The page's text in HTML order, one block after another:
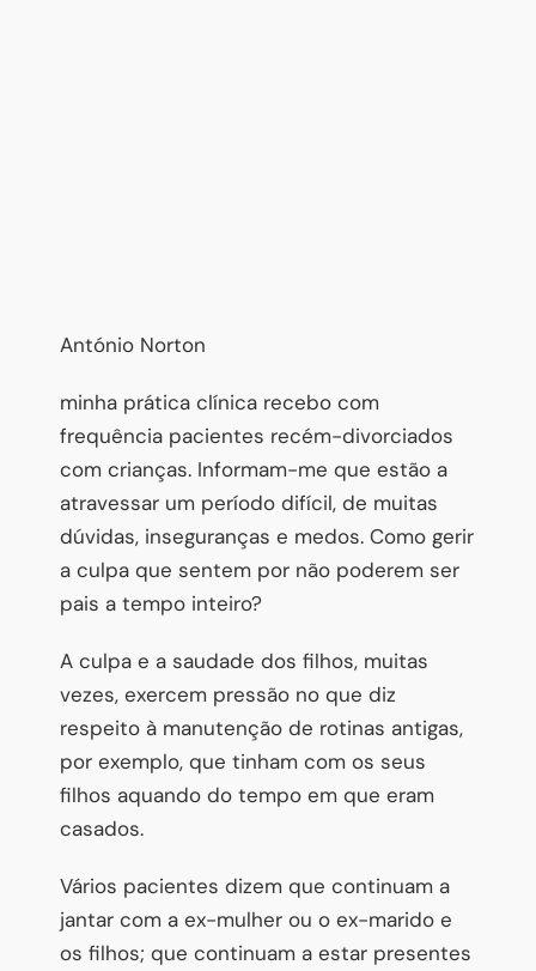
António Norton
minha prática clínica recebo com
frequência pacientes recém-divorciados
com crianças. Informam-me que estão a
atravessar um período difícil, de muitas
dúvidas, inseguranças e medos. Como gerir
a culpa que sentem por não poderem ser
pais a tempo inteiro?
A culpa e a saudade dos filhos, muitas
vezes, exercem pressão no que diz
respeito à manutenção de rotinas antigas,
por exemplo, que tinham com os seus
filhos aquando do tempo em que eram
casados.
Vários pacientes dizem que continuam a
jantar com a ex-mulher ou o ex-marido e
os filhos; que continuam a estar presentes